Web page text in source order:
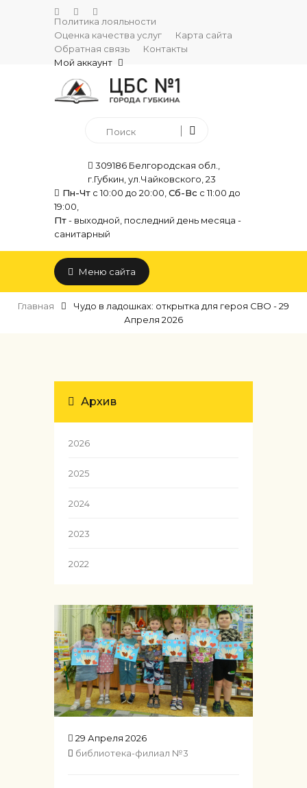
Политика лояльности
Оценка качества услуг
Карта сайта
Обратная связь
Контакты
Мой аккаунт
309186 Белгородская обл.,
г.Губкин, ул.Чайковского, 23
Пн-Чт с 10:00 до 20:00, Сб-Вс с 11:00 до
19:00,
Пт- выходной, последний день месяца -
санитарный
Меню сайта
Главная
Чудо в ладошках: открытка для героя СВО - 29
Апреля 2026
Архив
2026
2025
2024
2023
2022
29 Апреля 2026
библиотека-филиал №3